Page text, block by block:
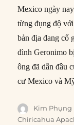
Mexico ngày
từng đụng độ
bản địa đang cố
đình Geronimo
ông đã dẫn đầu
cư Mexico và
Author
Kim Phụng
Chiricahua